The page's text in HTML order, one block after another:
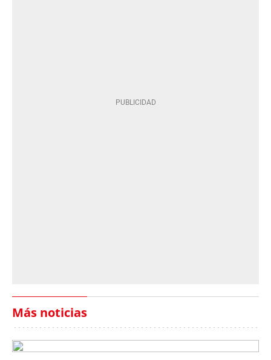
Más noticias